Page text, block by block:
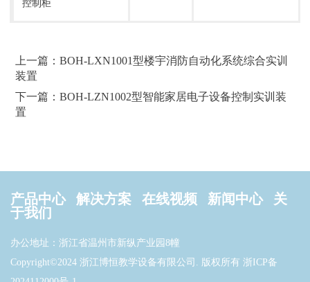
控制柜
上一篇：BOH-LXN1001型楼宇消防自动化系统综合实训
装置
下一篇：BOH-LZN1002型智能家居电子设备控制实训装
置
产品中心 解决方案 在线视频 新闻中心
关
于我们
办公地址：浙江省温州市新纵产业园8幢
Copyright©2024 浙江博恒教学设备有限公司. 版权所有 浙ICP备